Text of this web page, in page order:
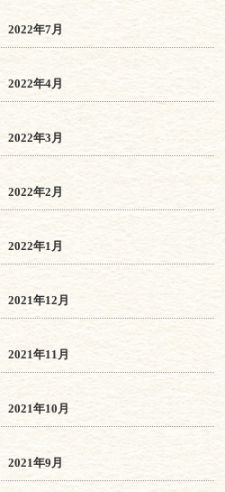
2022年7月
2022年4月
2022年3月
2022年2月
2022年1月
2021年12月
2021年11月
2021年10月
2021年9月